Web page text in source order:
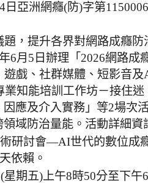
亞洲網癮(防)字第
，提升各界對網路成癮防
6月5日辦理「2026網路成
戲、社群媒體、短影音及
知能培訓工作坊－接住迷
應及介入實務」等2場次
域防治量能。活動詳細資
研討會—AI世代的數位成
依賴。
期五)上午8時50分至下午